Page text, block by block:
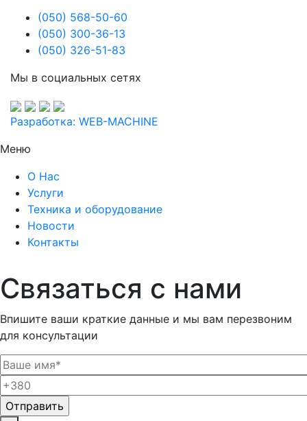
(050) 568-50-60
(050) 300-36-13
(050) 326-51-83
Мы в социальных сетях
Разработка: WEB-MACHINE
Меню
О Нас
Услуги
Техника и оборудование
Новости
Контакты
Связаться с нами
Впишите ваши краткие данные и мы вам перезвоним
для консультации